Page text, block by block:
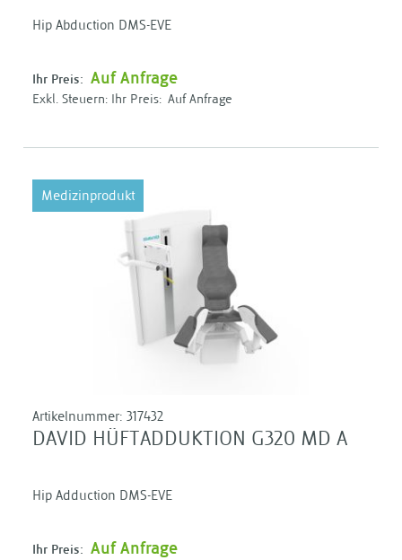
Hip Abduction DMS-EVE
Ihr Preis: Auf Anfrage
Ihr Preis: Auf Anfrage
Medizinprodukt
Artikelnummer: 317432
DAVID HÜFTADDUKTION G320 MD A
Hip Adduction DMS-EVE
Ihr Preis: Auf Anfrage